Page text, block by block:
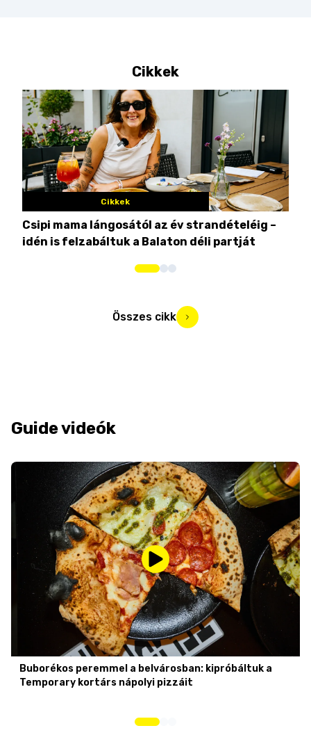
Cikkek
Cikkek
Csipi mama lángosától az év strandételéig –
idén is felzabáltuk a Balaton déli partját
Összes cikk
Guide videók
Buborékos peremmel a belvárosban: kipróbáltuk a
Temporary kortárs nápolyi pizzáit